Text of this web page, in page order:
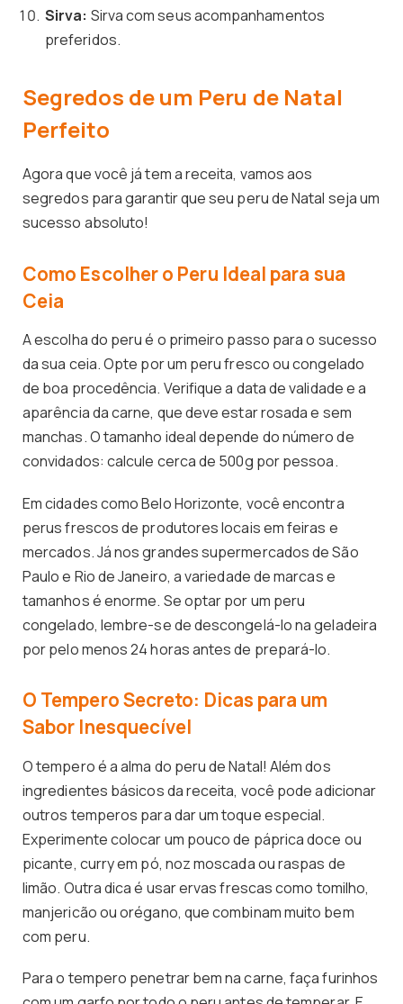
Sirva: Sirva com seus acompanhamentos
preferidos.
Segredos de um Peru de Natal
Perfeito
Agora que você já tem a receita, vamos aos
segredos para garantir que seu peru de Natal seja um
sucesso absoluto!
Como Escolher o Peru Ideal para sua
Ceia
A escolha do peru é o primeiro passo para o sucesso
da sua ceia. Opte por um peru fresco ou congelado
de boa procedência. Verifique a data de validade e a
aparência da carne, que deve estar rosada e sem
manchas. O tamanho ideal depende do número de
convidados: calcule cerca de 500g por pessoa.
Em cidades como Belo Horizonte, você encontra
perus frescos de produtores locais em feiras e
mercados. Já nos grandes supermercados de São
Paulo e Rio de Janeiro, a variedade de marcas e
tamanhos é enorme. Se optar por um peru
congelado, lembre-se de descongelá-lo na geladeira
por pelo menos 24 horas antes de prepará-lo.
O Tempero Secreto: Dicas para um
Sabor Inesquecível
O tempero é a alma do peru de Natal! Além dos
ingredientes básicos da receita, você pode adicionar
outros temperos para dar um toque especial.
Experimente colocar um pouco de páprica doce ou
picante, curry em pó, noz moscada ou raspas de
limão. Outra dica é usar ervas frescas como tomilho,
manjericão ou orégano, que combinam muito bem
com peru.
Para o tempero penetrar bem na carne, faça furinhos